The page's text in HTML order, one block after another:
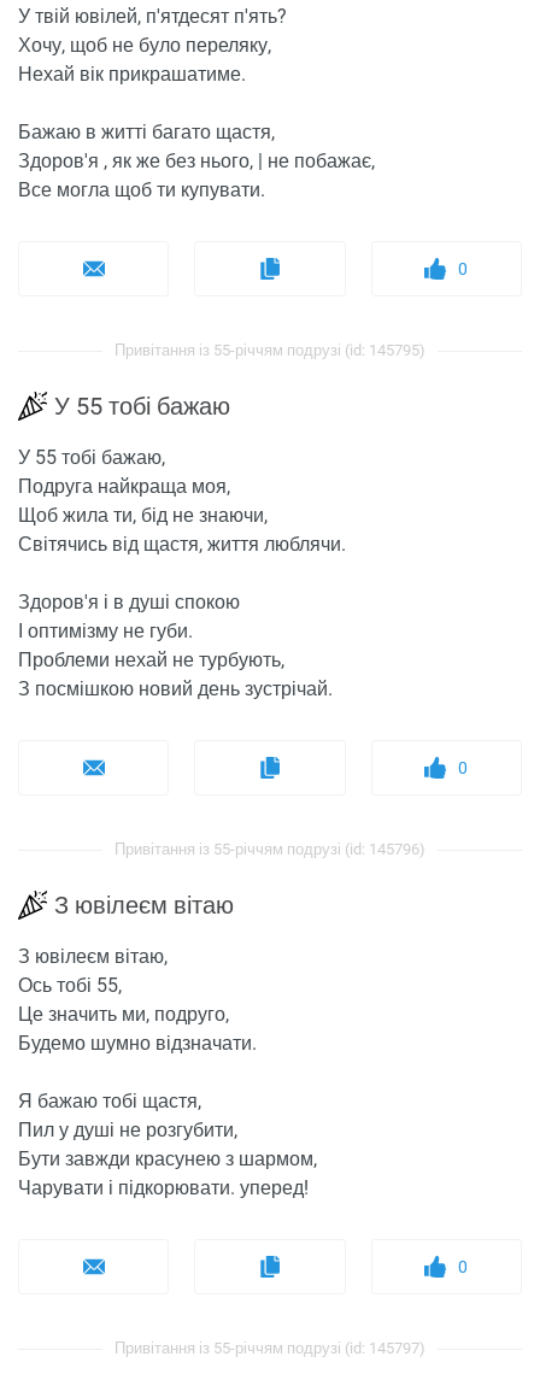
У твій ювілей, п'ятдесят п'ять?
Хочу, щоб не було переляку,
Нехай вік прикрашатиме.
Бажаю в житті багато щастя,
Здоров'я , як же без нього, | не побажає,
Все могла щоб ти купувати.
0
Привітання із 55-річчям подрузі (id: 145795)
У 55 тобі бажаю
У 55 тобі бажаю,
Подруга найкраща моя,
Щоб жила ти, бід не знаючи,
Світячись від щастя, життя люблячи.
Здоров'я і в душі спокою
І оптимізму не губи.
Проблеми нехай не турбують,
З посмішкою новий день зустрічай.
0
Привітання із 55-річчям подрузі (id: 145796)
З ювілеєм вітаю
З ювілеєм вітаю,
Ось тобі 55,
Це значить ми, подруго,
Будемо шумно відзначати.
Я бажаю тобі щастя,
Пил у душі не розгубити,
Бути завжди красунею з шармом,
Чарувати і підкорювати. уперед!
0
Привітання із 55-річчям подрузі (id: 145797)